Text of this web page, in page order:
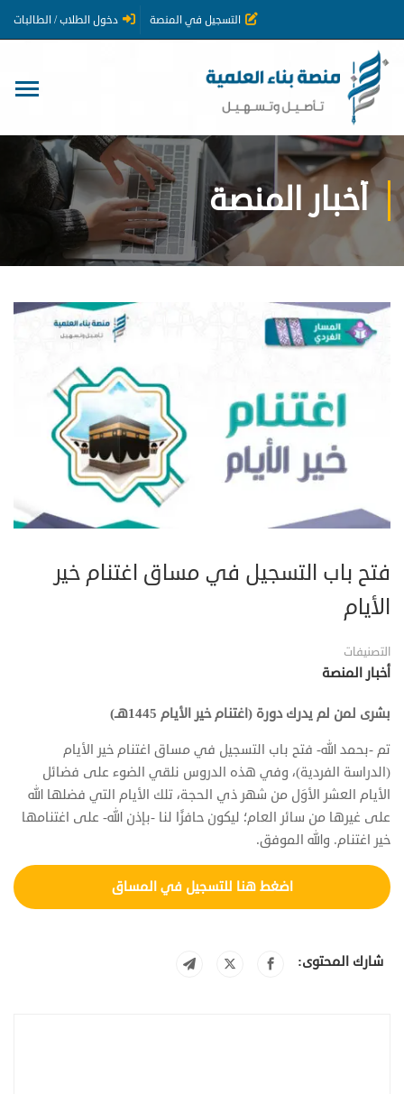
التسجيل في المنصة دخول الطلاب / الطالبات
أخبار المنصة
فتح باب التسجيل في مساق اغتنام خير
الأيام
التصنيفات
أخبار المنصة
بشرى لمن لم يدرك دورة (اغتنام خير الأيام 1445هـ)
تم -بحمد الله- فتح باب التسجيل في مساق اغتنام خير الأيام
(الدراسة الفردية)، وفي هذه الدروس نلقي الضوء على فضائل
الأيام العشر الأوَل من شهر ذي الحجة، تلك الأيام التي فضلها الله
على غيرها من سائر العام؛ ليكون حافزًا لنا -بإذن الله- على اغتنامها
خير اغتنام. والله الموفق.
اضغط هنا للتسجيل في المساق
شارك المحتوى: